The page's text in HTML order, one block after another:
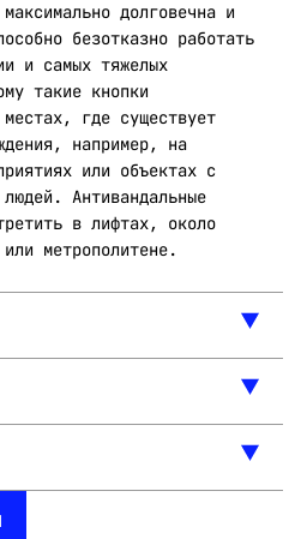
долговечна и
безотказно работать
и самых тяжелых
такие кнопки
где существует
например, на
или объектах с
Антивандальные
в лифтах, около
метрополитене.